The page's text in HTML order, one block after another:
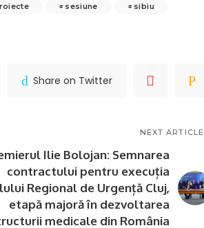
sesiune
sibiu
Share on Twitter
NEXT ARTICLE
Ilie Bolojan: Semnarea
contractului pentru execuția
Regional de Urgență Cluj,
etapă majoră în dezvoltarea
medicale din România